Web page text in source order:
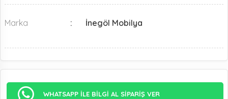
Marka İnegöl Mobilya
WHATSAPP İLE BİLGİ AL SİPARİŞ VER